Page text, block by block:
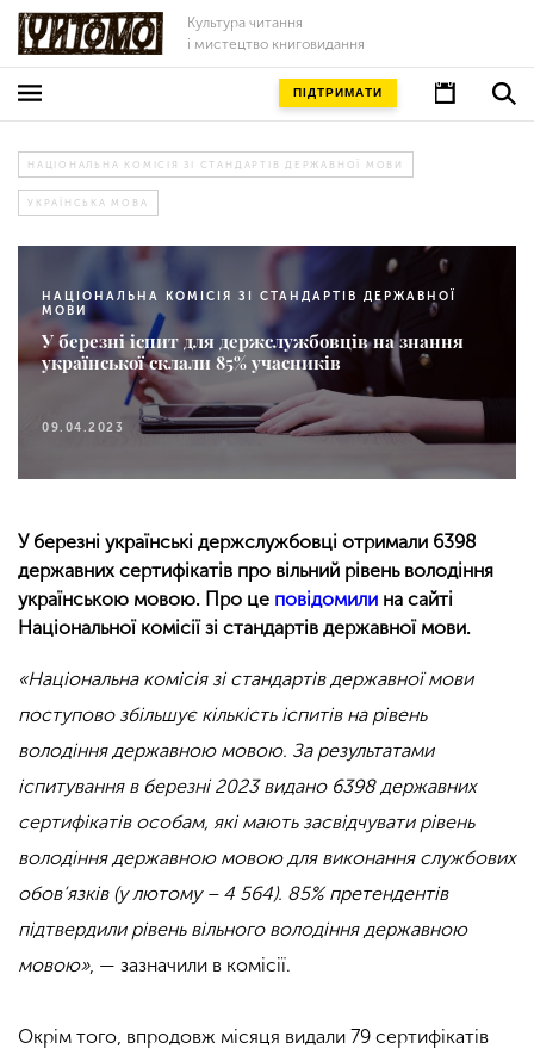
Культура читання
і мистецтво книговидання
ПІДТРИМАТИ
НАЦІОНАЛЬНА КОМІСІЯ ЗІ СТАНДАРТІВ ДЕРЖАВНОЇ МОВИ
УКРАЇНСЬКА МОВА
НАЦІОНАЛЬНА КОМІСІЯ ЗІ СТАНДАРТІВ ДЕРЖАВНОЇ
МОВИ
У березні іспит для держслужбовців на знання
української склали 85% учасників
09.04.2023
У березні українські держслужбовці отримали 6398
державних сертифікатів про вільний рівень володіння
українською мовою. Про це повідомили на сайті
Національної комісії зі стандартів державної мови.
«Національна комісія зі стандартів державної мови
поступово збільшує кількість іспитів на рівень
володіння державною мовою. За результатами
іспитування в березні 2023 видано 6398 державних
сертифікатів особам, які мають засвідчувати рівень
володіння державною мовою для виконання службових
обов’язків (у лютому – 4 564). 85% претендентів
підтвердили рівень вільного володіння державною
мовою», — зазначили в комісії.
Окрім того, впродовж місяця видали 79 сертифікатів